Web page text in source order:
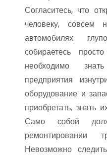
Согласитесь, что
человеку, совсем
автомобилях
собираетесь
необходимо
предприятия
оборудование и
приобретать, знать
Само собой
ремонтировании
Невозможно